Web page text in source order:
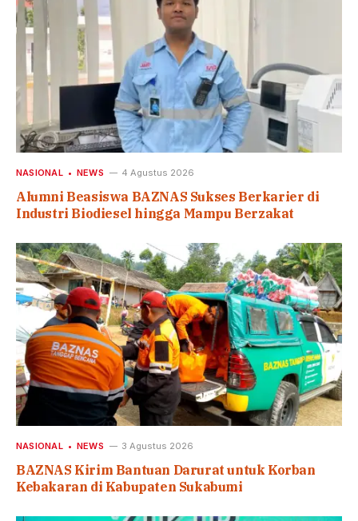
NASIONAL NEWS 4 Agustus 2026
Alumni Beasiswa BAZNAS Sukses Berkarier di
Industri Biodiesel hingga Mampu Berzakat
NASIONAL NEWS 3 Agustus 2026
BAZNAS Kirim Bantuan Darurat untuk Korban
Kebakaran di Kabupaten Sukabumi